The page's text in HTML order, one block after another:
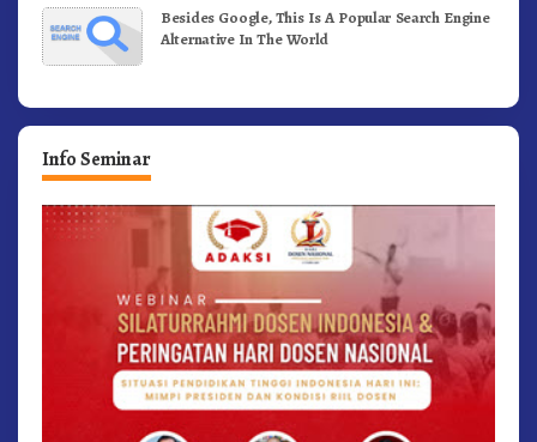
Besides Google, This Is A Popular Search Engine
Alternative In The World
Info Seminar